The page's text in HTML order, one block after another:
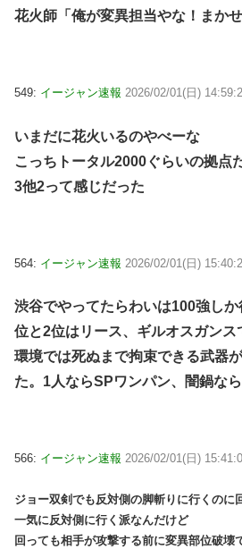
花火師「俺が変異担当やな！まかせ
549: イージャン速報 2026/02/01(日)
いまだに花火いるのやべーな
こっちトータル2000ぐらいの拠点
3他2って感じだった
564: イージャン速報 2026/02/01(日)
渋谷でやってたらわいは100強し
位と2位はリース、ギルオスガン
環境では死ぬまで拘束できる武器
た。1人ならSPワンパン、闇鍋な
566: イージャン速報 2026/02/01(日)
ジョー双剣でも反対側の脚斬りに行くのに
一気に反対側に行く派なんだけど
回っても相手が攻撃する前に変異部位破壊